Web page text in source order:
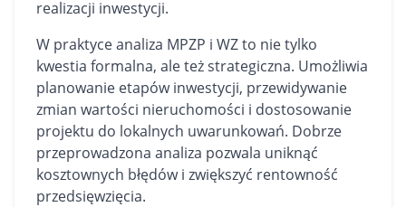
realizacji inwestycji.
W praktyce analiza MPZP i WZ to nie tylko
kwestia formalna, ale też strategiczna. Umożliwia
planowanie etapów inwestycji, przewidywanie
zmian wartości nieruchomości i dostosowanie
projektu do lokalnych uwarunkowań. Dobrze
przeprowadzona analiza pozwala uniknąć
kosztownych błędów i zwiększyć rentowność
przedsięwzięcia.